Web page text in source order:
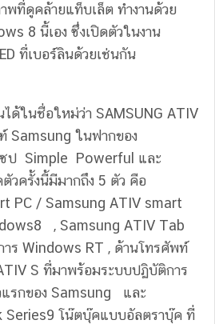
ที่ดูคล้ายแท็บเล็ต ทำงานด้วย
8 นี้เอง ซึ่งเปิดตัวในงาน
ที่เบอร์ลินด้วยเช่นกัน
ด้ในชื่อใหม่ว่า SAMSUNG ATIV
Samsung ในฟากของ
ป Simple Powerful และ
วครั้งนี้มีมากถึง 5 ตัว คือ
PC / Samsung ATIV smart
, Samsung ATIV Tab
ร Windows RT , ด้านโทรศัพท์
S ที่มาพร้อมระบบปฏิบัติการ
รกของ Samsung และ
Series9 โน๊ตบุ๊คแบบอัลตราบุ๊ค ที่